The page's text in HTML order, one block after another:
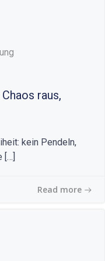
raus,
kein Pendeln,
[…]
Read more